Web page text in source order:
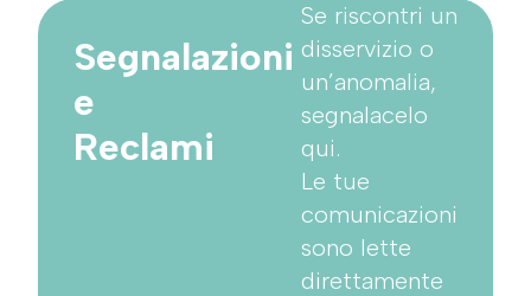
Segnalazioni
e
Reclami
Se riscontri un
disservizio o
un’anomalia,
segnalacelo
qui.
Le tue
comunicazioni
sono lette
direttamente